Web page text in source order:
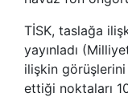
TİSK, taslağa
yayınladı
ilişkin görüşlerini
ettiği noktaları